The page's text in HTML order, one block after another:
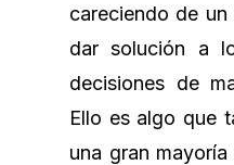
careciendo de
dar solución a
decisiones de
Ello es algo que
una gran